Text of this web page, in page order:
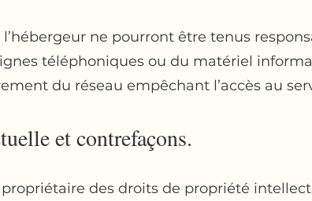
l’hébergeur ne pourront être tenus
téléphoniques ou du matériel
du réseau empêchant l’accès au
et contrefaçons.
des droits de propriété